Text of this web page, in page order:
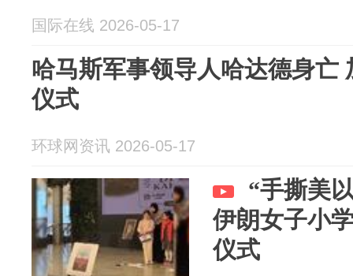
国际在线 2026-05-17
哈马斯军事领导人哈达德身亡
仪式
环球网资讯 2026-05-17
“手撕美
伊朗女子小
仪式